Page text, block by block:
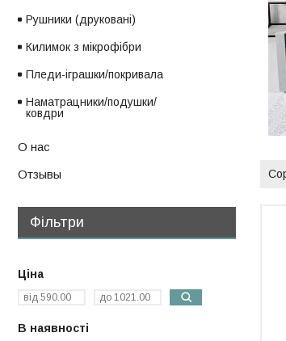
Рушники (друковані)
Килимок з мікрофібри
Пледи-іграшки/покривала
Наматрацники/подушки/
ковдри
О нас
Отзывы
Фільтри
Ціна
В наявності